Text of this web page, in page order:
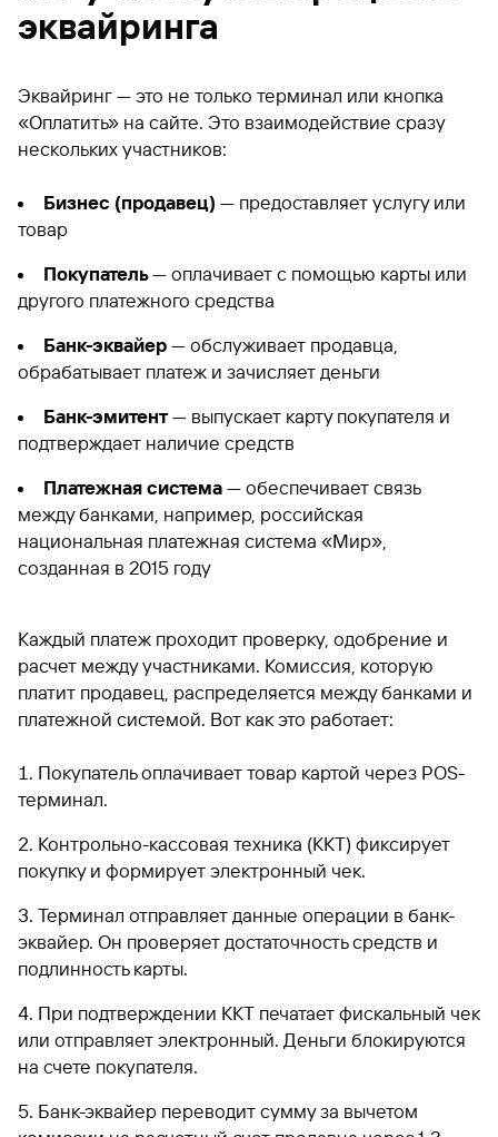
эквайринга
Эквайринг — это не только терминал или кнопка
«Оплатить» на сайте. Это взаимодействие сразу
нескольких участников:
Бизнес (продавец) — предоставляет услугу или
товар
Покупатель— оплачивает с помощью карты или
другого платежного средства
Банк-эквайер — обслуживает продавца,
обрабатывает платеж и зачисляет деньги
Банк-эмитент— выпускает карту покупателя и
подтверждает наличие средств
Платежная система — обеспечивает связь
между банками, например, российская
национальная платежная система «Мир»,
созданная в 2015 году
Каждый платеж проходит проверку, одобрение и
расчет между участниками. Комиссия, которую
платит продавец, распределяется между банками и
платежной системой. Вот как это работает:
Покупатель оплачивает товар картой через POS-
терминал.
Контрольно-кассовая техника (ККТ) фиксирует
покупку и формирует электронный чек.
Терминал отправляет данные операции в банк-
эквайер. Он проверяет достаточность средств и
подлинность карты.
При подтверждении ККТ печатает фискальный чек
или отправляет электронный. Деньги блокируются
на счете покупателя.
Банк-эквайер переводит сумму за вычетом